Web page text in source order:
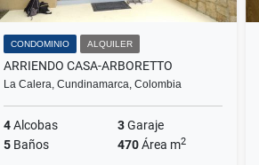
CONDOMINIO ALQUILER
ARRIENDO CASA-ARBORETTO
La Calera, Cundinamarca, Colombia
4Alcobas 3Garaje
5 Baños 470Área m2